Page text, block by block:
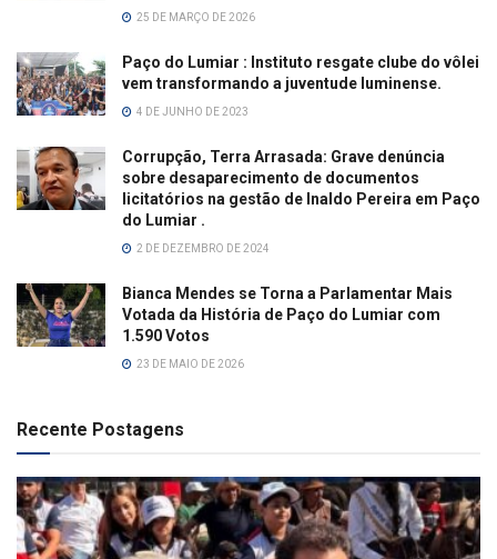
25 DE MARÇO DE 2026
Paço do Lumiar : Instituto resgate clube do vôlei
vem transformando a juventude luminense.
4 DE JUNHO DE 2023
Corrupção, Terra Arrasada: Grave denúncia
sobre desaparecimento de documentos
licitatórios na gestão de Inaldo Pereira em Paço
do Lumiar .
2 DE DEZEMBRO DE 2024
Bianca Mendes se Torna a Parlamentar Mais
Votada da História de Paço do Lumiar com
1.590 Votos
23 DE MAIO DE 2026
Recente Postagens